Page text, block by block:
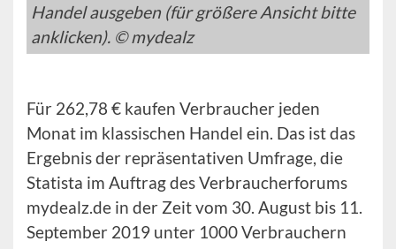
Handel ausgeben (für größere Ansicht bitte
anklicken). © mydealz
Für 262,78 € kaufen Verbraucher jeden
Monat im klassischen Handel ein. Das ist das
Ergebnis der repräsentativen Umfrage, die
Statista im Auftrag des Verbraucherforums
mydealz.de in der Zeit vom 30. August bis 11.
September 2019 unter 1000 Verbrauchern